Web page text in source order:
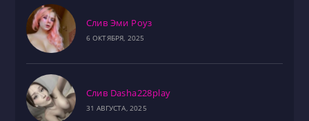
Слив Эми Роуз
6 ОКТЯБРЯ, 2025
Слив Dasha228play
31 АВГУСТА, 2025